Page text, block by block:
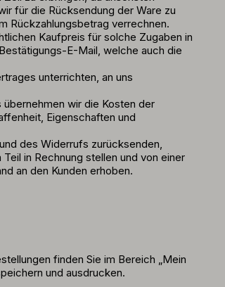
für die Rücksendung der Ware zu
Rückzahlungsbetrag verrechnen.
Kaufpreis für solche Zugaben in
E-Mail, welche auch die
unterrichten, an uns
wir die Kosten der
Eigenschaften und
des Widerrufs zurücksenden,
in Rechnung stellen und von einer
an den Kunden erhoben.
finden Sie im Bereich „Mein
und ausdrucken.